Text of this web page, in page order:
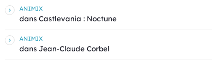
ANIMIX
dans Castlevania : Noctune
ANIMIX
dans Jean-Claude Corbel